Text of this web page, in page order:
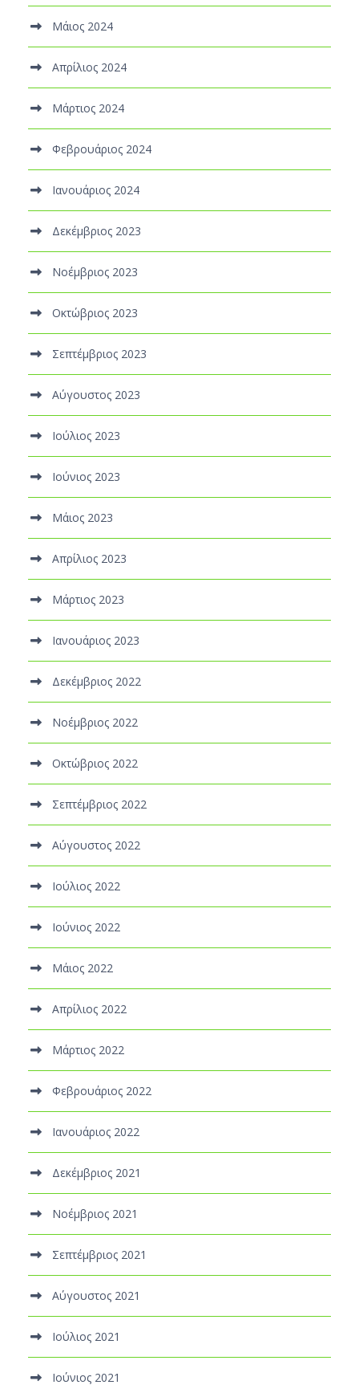
Μάιος 2024
Απρίλιος 2024
Μάρτιος 2024
Φεβρουάριος 2024
Ιανουάριος 2024
Δεκέμβριος 2023
Νοέμβριος 2023
Οκτώβριος 2023
Σεπτέμβριος 2023
Αύγουστος 2023
Ιούλιος 2023
Ιούνιος 2023
Μάιος 2023
Απρίλιος 2023
Μάρτιος 2023
Ιανουάριος 2023
Δεκέμβριος 2022
Νοέμβριος 2022
Οκτώβριος 2022
Σεπτέμβριος 2022
Αύγουστος 2022
Ιούλιος 2022
Ιούνιος 2022
Μάιος 2022
Απρίλιος 2022
Μάρτιος 2022
Φεβρουάριος 2022
Ιανουάριος 2022
Δεκέμβριος 2021
Νοέμβριος 2021
Σεπτέμβριος 2021
Αύγουστος 2021
Ιούλιος 2021
Ιούνιος 2021